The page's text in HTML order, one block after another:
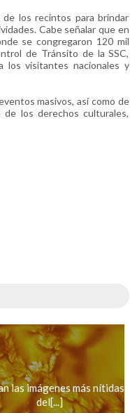
los recintos para brindar
Cabe señalar que en
se congregaron 120 mil
de Tránsito de la SSC,
los visitantes nacionales y
masivos, así como de
los derechos culturales,
las imágenes más nítidas
del[...]